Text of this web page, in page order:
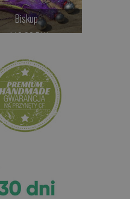
Biskup
od 19.00 PLN
Kup teraz >